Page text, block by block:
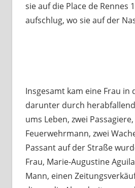
sie auf die Place de Rennes
aufschlug, wo sie auf der
Insgesamt kam eine Frau in
darunter durch
ums Leben, zwei
Feuerwehrmann, zwei
Passant auf der Straße
Frau, Marie-Augustine
Mann, einen